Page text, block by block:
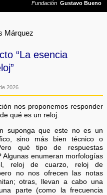
Márquez
“La esencia
2026
nos proponemos responder
qué es un reloj.
suponga que este no es un
sino más bien técnico o
qué tipo de respuestas
Algunas enumeran morfologías
reloj de cuarzo, reloj de
no nos ofrecen las notas
otras, llevan a cabo una
parte (como la frecuencia